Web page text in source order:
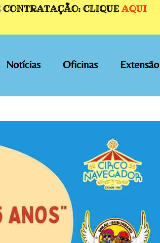
CLIQUEAQUI
Notícias Oficinas Extensão